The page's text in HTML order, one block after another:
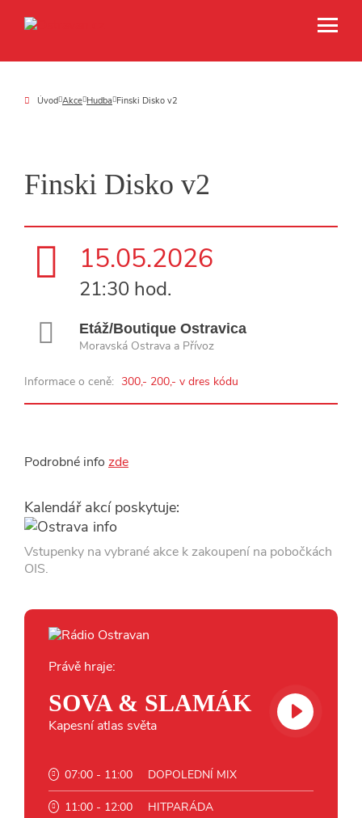
Úvod Akce Hudba Finski Disko v2
Finski Disko v2
15.05.2026
21:30 hod.
Etáž/Boutique Ostravica
Moravská Ostrava a Přívoz
Informace o ceně: 300,- 200,- v dres kódu
Podrobné info zde
Kalendář akcí poskytuje:
Vstupenky na vybrané akce k zakoupení na pobočkách
OIS.
Právě hraje:
SOVA & SLAMÁK
Kapesní atlas světa
07:00 - 11:00 DOPOLEDNÍ MIX
11:00 - 12:00 HITPARÁDA